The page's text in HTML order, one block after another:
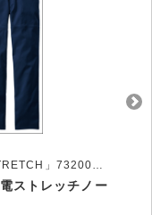
自重堂作業服 Z-DRAGON「MIRACLE STRETCH」73200シリーズ
ストレッチノー